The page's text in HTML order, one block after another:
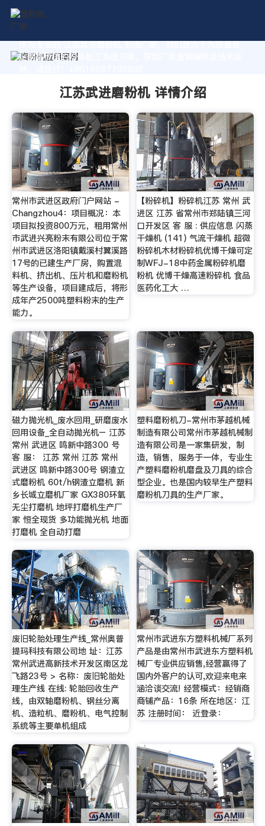
作为专业的 江苏武进磨粉机 制造厂家，我们致力于为您量身
定制高价值的粉体加工系统方案。获取厂家直销报价及技术支
江苏武进磨粉机 详情介绍
常州市武进区政府门户网站 -
Changzhou4：项目概况：本
项目拟投资800万元，租用常州
市武进兴亮粉末有限公司位于常
州市武进区洛阳镇戴溪村翼溪路
17号的已建生产厂房，购置混
料机、挤出机、压片机和磨粉机
等生产设备，项目建成后，将形
成年产2500吨塑料粉末的生产
能力。
【粉碎机】粉碎机江苏 常州 武
进区 江苏 省常州市郑陆镇三河
口开发区 客 服 : 供应信息 闪蒸
干燥机 (141) 气流干燥机 超微
粉碎机木材粉碎机优博干燥可定
制WFJ-18中药金属粉碎机磨
粉机 优博干燥高速粉碎机 食品
医药化工大 …
磁力抛光机_废水回用_研磨废水
回用设备_全自动抛光机– 江苏
常州 武进区 鸣新中路300 号
客 服： 江苏 常州 江苏 常州
武进区 鸣新中路300号 钢渣立
式磨粉机 60t/h钢渣立磨机 新
乡长城立磨机厂家 GX380环氧
无尘打磨机 地坪打磨机生产厂
家 恒全现货 多功能抛光机 地面
打磨机 全自动打磨
塑料磨粉机刀-常州市茅越机械
制造有限公司常州市茅越机械制
造有限公司是一家集研发，制
造，销售，服务于一体，专业生
产塑料磨粉机磨盘及刀具的综合
型企业。也是国内较早生产塑料
磨粉机刀具的生产厂家。
废旧轮胎处理生产线_常州奥普
提玛科技有限公司地 址：江苏
常州武进高新技术开发区南区龙
飞路23号 > 名称：废旧轮胎处
理生产线 在线: 轮胎回收生产
线，由双轴磨粉机、钢丝分离
机、造粒机、磨粉机、电气控制
系统等主要单机组成
常州市武进东方塑料机械厂系列
产品是由常州市武进东方塑料机
械厂专业供应销售,经营赢得了
国内外客户的认可,欢迎来电来
涵洽谈交流! 经营模式：经销商
商铺产品：16条 所在地区：江
苏 注册时间： 近登录：